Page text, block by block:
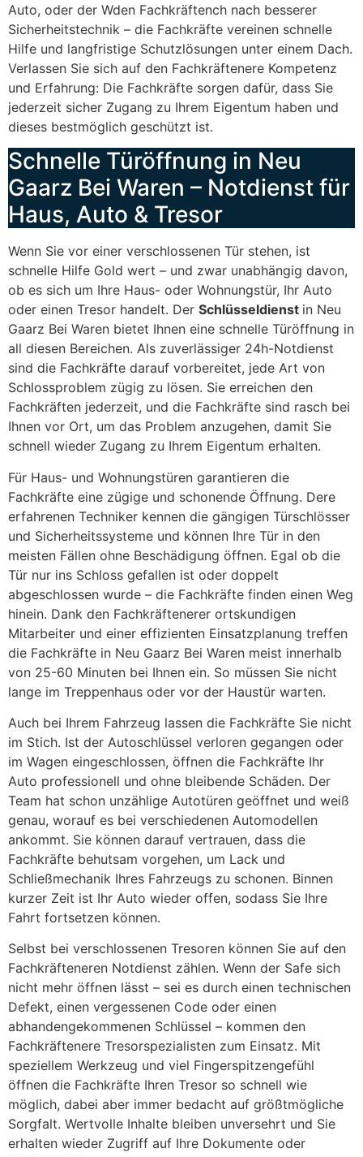
Auto, oder der Wden Fachkräftench nach besserer
Sicherheitstechnik – die Fachkräfte vereinen schnelle
Hilfe und langfristige Schutzlösungen unter einem Dach.
Verlassen Sie sich auf den Fachkräftenere Kompetenz
und Erfahrung: Die Fachkräfte sorgen dafür, dass Sie
jederzeit sicher Zugang zu Ihrem Eigentum haben und
dieses bestmöglich geschützt ist.
Schnelle Türöffnung in Neu
Gaarz Bei Waren – Notdienst für
Haus, Auto & Tresor
Wenn Sie vor einer verschlossenen Tür stehen, ist
schnelle Hilfe Gold wert – und zwar unabhängig davon,
ob es sich um Ihre Haus- oder Wohnungstür, Ihr Auto
oder einen Tresor handelt. Der Schlüsseldienst in Neu
Gaarz Bei Waren bietet Ihnen eine schnelle Türöffnung in
all diesen Bereichen. Als zuverlässiger 24h-Notdienst
sind die Fachkräfte darauf vorbereitet, jede Art von
Schlossproblem zügig zu lösen. Sie erreichen den
Fachkräften jederzeit, und die Fachkräfte sind rasch bei
Ihnen vor Ort, um das Problem anzugehen, damit Sie
schnell wieder Zugang zu Ihrem Eigentum erhalten.
Für Haus- und Wohnungstüren garantieren die
Fachkräfte eine zügige und schonende Öffnung. Dere
erfahrenen Techniker kennen die gängigen Türschlösser
und Sicherheitssysteme und können Ihre Tür in den
meisten Fällen ohne Beschädigung öffnen. Egal ob die
Tür nur ins Schloss gefallen ist oder doppelt
abgeschlossen wurde – die Fachkräfte finden einen Weg
hinein. Dank den Fachkräftenerer ortskundigen
Mitarbeiter und einer effizienten Einsatzplanung treffen
die Fachkräfte in Neu Gaarz Bei Waren meist innerhalb
von 25-60 Minuten bei Ihnen ein. So müssen Sie nicht
lange im Treppenhaus oder vor der Haustür warten.
Auch bei Ihrem Fahrzeug lassen die Fachkräfte Sie nicht
im Stich. Ist der Autoschlüssel verloren gegangen oder
im Wagen eingeschlossen, öffnen die Fachkräfte Ihr
Auto professionell und ohne bleibende Schäden. Der
Team hat schon unzählige Autotüren geöffnet und weiß
genau, worauf es bei verschiedenen Automodellen
ankommt. Sie können darauf vertrauen, dass die
Fachkräfte behutsam vorgehen, um Lack und
Schließmechanik Ihres Fahrzeugs zu schonen. Binnen
kurzer Zeit ist Ihr Auto wieder offen, sodass Sie Ihre
Fahrt fortsetzen können.
Selbst bei verschlossenen Tresoren können Sie auf den
Fachkräfteneren Notdienst zählen. Wenn der Safe sich
nicht mehr öffnen lässt – sei es durch einen technischen
Defekt, einen vergessenen Code oder einen
abhandengekommenen Schlüssel – kommen den
Fachkräftenere Tresorspezialisten zum Einsatz. Mit
speziellem Werkzeug und viel Fingerspitzengefühl
öffnen die Fachkräfte Ihren Tresor so schnell wie
möglich, dabei aber immer bedacht auf größtmögliche
Sorgfalt. Wertvolle Inhalte bleiben unversehrt und Sie
erhalten wieder Zugriff auf Ihre Dokumente oder